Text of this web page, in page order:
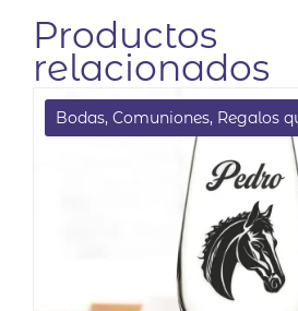
Productos
relacionados
Bodas, Comuniones, Regalos